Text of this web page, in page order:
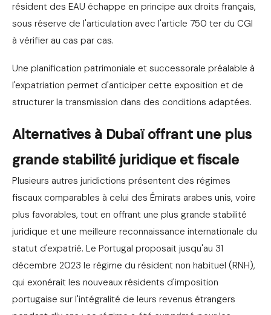
résident des EAU échappe en principe aux droits français,
sous réserve de l'articulation avec l'article 750 ter du CGI
à vérifier au cas par cas.
Une planification patrimoniale et successorale préalable à
l'expatriation permet d'anticiper cette exposition et de
structurer la transmission dans des conditions adaptées.
Alternatives à Dubaï offrant une plus
grande stabilité juridique et fiscale
Plusieurs autres juridictions présentent des régimes
fiscaux comparables à celui des Émirats arabes unis, voire
plus favorables, tout en offrant une plus grande stabilité
juridique et une meilleure reconnaissance internationale du
statut d'expatrié. Le Portugal proposait jusqu'au 31
décembre 2023 le régime du résident non habituel (RNH),
qui exonérait les nouveaux résidents d'imposition
portugaise sur l'intégralité de leurs revenus étrangers